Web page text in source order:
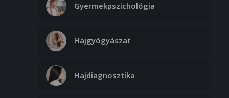
Gyermekpszichológia
Hajgyógyászat
Hajdiagnosztika